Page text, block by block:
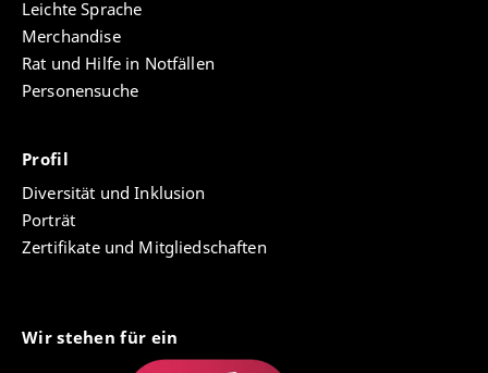
Leichte Sprache
Merchandise
Rat und Hilfe in Notfällen
Personensuche
Profil
Diversität und Inklusion
Porträt
Zertifikate und Mitgliedschaften
Wir stehen für ein